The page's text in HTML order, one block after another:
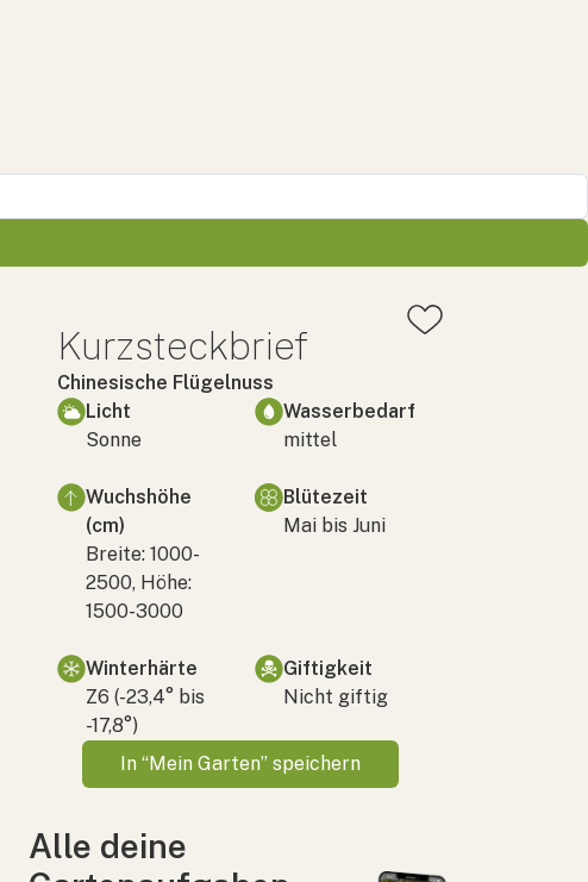
Kurzsteckbrief
Chinesische Flügelnuss
Licht
Sonne
Wasserbedarf
mittel
Wuchshöhe
(cm)
Breite: 1000-
2500, Höhe:
1500-3000
Blütezeit
Mai bis Juni
Winterhärte
Z6 (-23,4° bis
-17,8°)
Giftigkeit
Nicht giftig
In “Mein Garten” speichern
Alle deine